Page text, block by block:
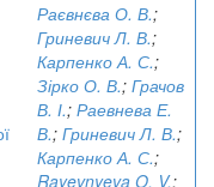
Раєвнєва О. В.;
Гриневич Л. В.;
Карпенко А. С.;
Зірко О. В.; Грачов
В. І.; Раевнева Е.
В.; Гриневич Л. В.;
Карпенко А. С.;
Rayevnyeva O. V.;